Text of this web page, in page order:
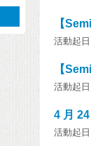
【
活動起
【
活動起
4 月
活動起